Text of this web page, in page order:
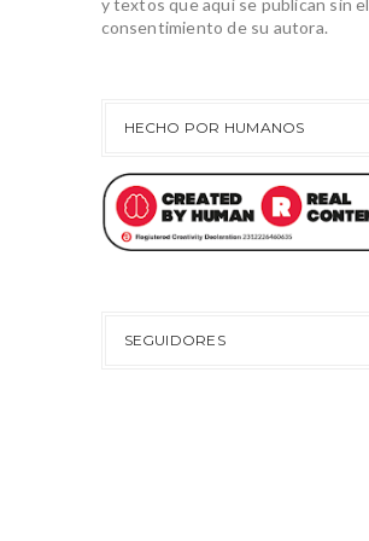
y textos que aquí se publican sin el
consentimiento de su autora.
HECHO POR HUMANOS
SEGUIDORES